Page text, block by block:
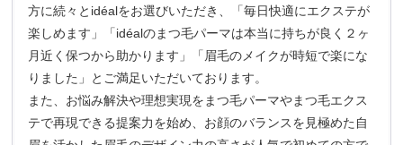
方に続々とidéalをお選びいただき、「毎日快適にエクステが
楽しめます」「idéalのまつ毛パーマは本当に持ちが良く２ヶ
月近く保つから助かります」「眉毛のメイクが時短で楽にな
りました」とご満足いただいております。
また、お悩み解決や理想実現をまつ毛パーマやまつ毛エクス
テで再現できる提案力を始め、お顔のバランスを見極めた自